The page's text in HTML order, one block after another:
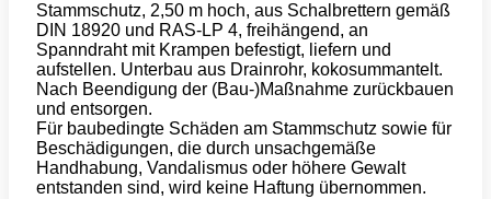
Stammschutz, 2,50 m hoch, aus Schalbrettern gemäß
DIN 18920 und RAS-LP 4, freihängend, an
Spanndraht mit Krampen befestigt, liefern und
aufstellen. Unterbau aus Drainrohr, kokosummantelt.
Nach Beendigung der (Bau-)Maßnahme zurückbauen
und entsorgen.
Für baubedingte Schäden am Stammschutz sowie für
Beschädigungen, die durch unsachgemäße
Handhabung, Vandalismus oder höhere Gewalt
entstanden sind, wird keine Haftung übernommen.